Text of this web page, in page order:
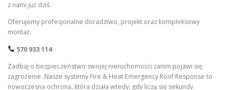
z nami już dziś.
Oferujemy profesjonalne doradztwo, projekt oraz kompleksowy
montaż.
570 933 114
Zadbaj o bezpieczeństwo swojej nieruchomości zanim pojawi się
zagrożenie. Nasze systemy Fire & Heat Emergency Roof Response to
nowoczesna ochrona, która działa wtedy, gdy liczą się sekundy.